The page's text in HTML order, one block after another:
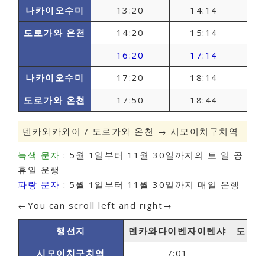
나카이오수미
13:20
14:14
도로가와 온천
14:20 15:14
16:20
17:14
나카이오수미
17:20
18:14
도로가와 온천
17:50 18:44
덴카와카와이 / 도로가와 온천 → 시모이치구치역
녹색 문자 : 5월 1일부터 11월 30일까지의 토 일 공
휴일 운행
파랑 문자 : 5월 1일부터 11월 30일까지 매일 운행
←You can scroll left and right→
행선지 덴카와다이벤자이텐샤
도로
시모이치구치역
7:01